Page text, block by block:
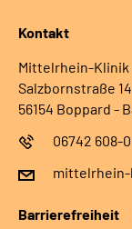
Kontakt
Mittelrhein-Klinik
Salzbornstraße 14
56154 Boppard -
06742 608-0
mittelrhein-
Barrierefreiheit